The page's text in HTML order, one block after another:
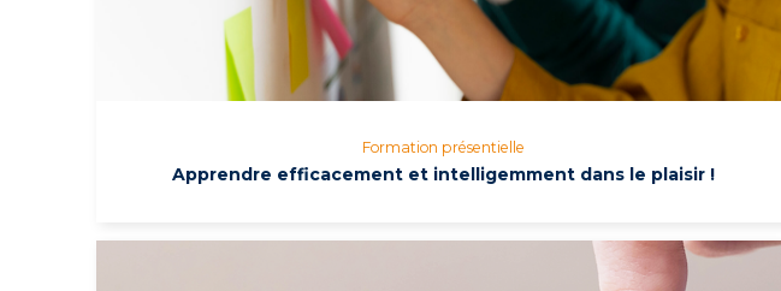
Formation présentielle
Apprendre efficacement et intelligemment dans le plaisir !